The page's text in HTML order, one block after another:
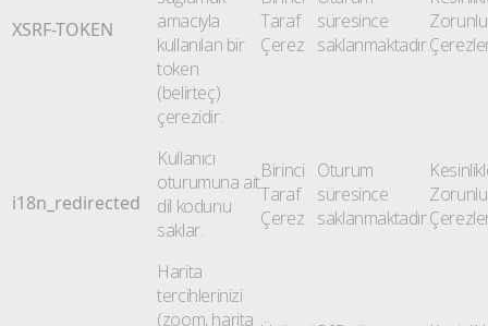
XSRF-TOKEN
amacıyla
kullanılan bir
token
(belirteç)
çerezidir.
Taraf
Çerez
süresince
saklanmaktadır.
Zorunlu
i18n_redirected
Kullanıcı
oturumuna ait
dil kodunu
saklar.
Birinci
Taraf
Çerez
Oturum
süresince
saklanmaktadır.
Zorunlu
Harita
tercihlerinizi
(zoom, harita